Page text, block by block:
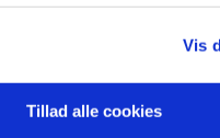
Vis
Tillad alle cookies